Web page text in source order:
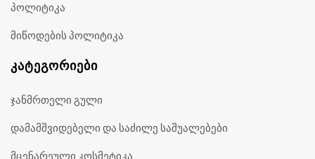
პოლიტიკა
მიწოდების პოლიტიკა
ᲙᲐᲢᲔᲒᲝᲠᲘᲔᲑᲘ
ჯანმრთელი გული
დამამშვიდებელი და საძილე საშუალებები
მცენარეული კოსმეტიკა